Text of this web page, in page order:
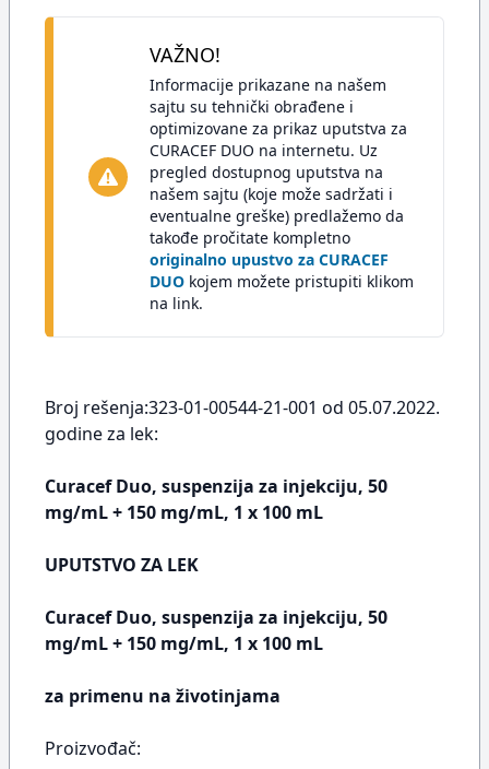
VAŽNO!
Informacije prikazane na našem
sajtu su tehnički obrađene i
optimizovane za prikaz uputstva za
CURACEF DUO na internetu. Uz
pregled dostupnog uputstva na
našem sajtu (koje može sadržati i
eventualne greške) predlažemo da
takođe pročitate kompletno
originalno upustvo za CURACEF
DUO kojem možete pristupiti klikom
na link.
Broj rešenja:323-01-00544-21-001 od 05.07.2022.
godine za lek:
Curacef Duo, suspenzija za injekciju, 50
mg/mL + 150 mg/mL, 1 x 100 mL
UPUTSTVO ZA LEK
Curacef Duo, suspenzija za injekciju, 50
mg/mL + 150 mg/mL, 1 x 100 mL
za primenu na životinjama
Proizvođač: